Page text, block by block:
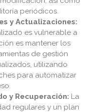
periódicos.
y Actualizaciones:
es vulnerable a
es mantener los
de gestión
utilizando
para automatizar
y Recuperación: La
regulares y un plan